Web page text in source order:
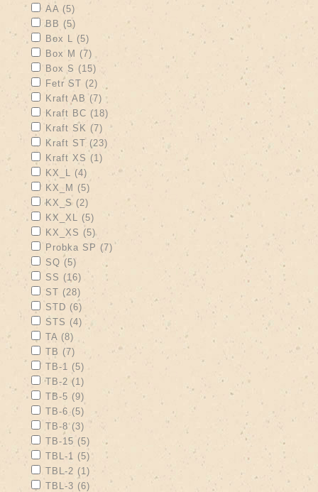
Apply AA filter
AA (5)
Apply BB filter
BB (5) Apply BB filter
Apply Box L filter
Box L (5) Apply Box L filter
Apply Box M filter
Box M (7) Apply Box M filter
Apply Box S filter
Box S (15) Apply Box S filter
Apply Fetr ST filter
Fetr ST (2)
Apply Kraft AB filter
Kraft AB (7) Apply Kraft AB filter
Apply Kraft BC filter
Kraft BC (18)
Apply Kraft SK filter
Kraft SK (7) Apply Kraft SK filter
Apply Kraft ST filter
Kraft ST (23) Apply Kraft ST filter
Apply Kraft XS filter
Kraft XS (1) Apply Kraft XS filter
Apply KX_L filter
KX_L (4) Apply KX_L filter
Apply KX_M filter
KX_M (5)
Apply KX_S filter
KX_S (2) Apply KX_S filter
Apply KX_XL filter
KX_XL (5) Apply KX_XL filter
Apply KX_XS filter
KX_XS (5)
Apply Probka SP filter
Probka SP (7) Apply Probka SP filter
Apply SQ filter
SQ (5)
Apply SS filter
SS (16) Apply SS filter
Apply ST filter
ST (28)
Apply STD filter
STD (6) Apply STD filter
Apply STS filter
STS (4)
Apply TA filter
TA (8)
Apply TB filter
TB (7) Apply TB filter
Apply TB-1 filter
TB-1 (5)
Apply TB-2 filter
TB-2 (1) Apply TB-2 filter
Apply TB-5 filter
TB-5 (9) Apply TB-5 filter
Apply TB-6 filter
TB-6 (5) Apply TB-6 filter
Apply TB-8 filter
TB-8 (3) Apply TB-8 filter
Apply TB-15 filter
TB-15 (5) Apply TB-15 filter
Apply TBL-1 filter
TBL-1 (5) Apply TBL-1 filter
Apply TBL-2 filter
TBL-2 (1)
Apply TBL-3 filter
TBL-3 (6) Apply TBL-3 filter